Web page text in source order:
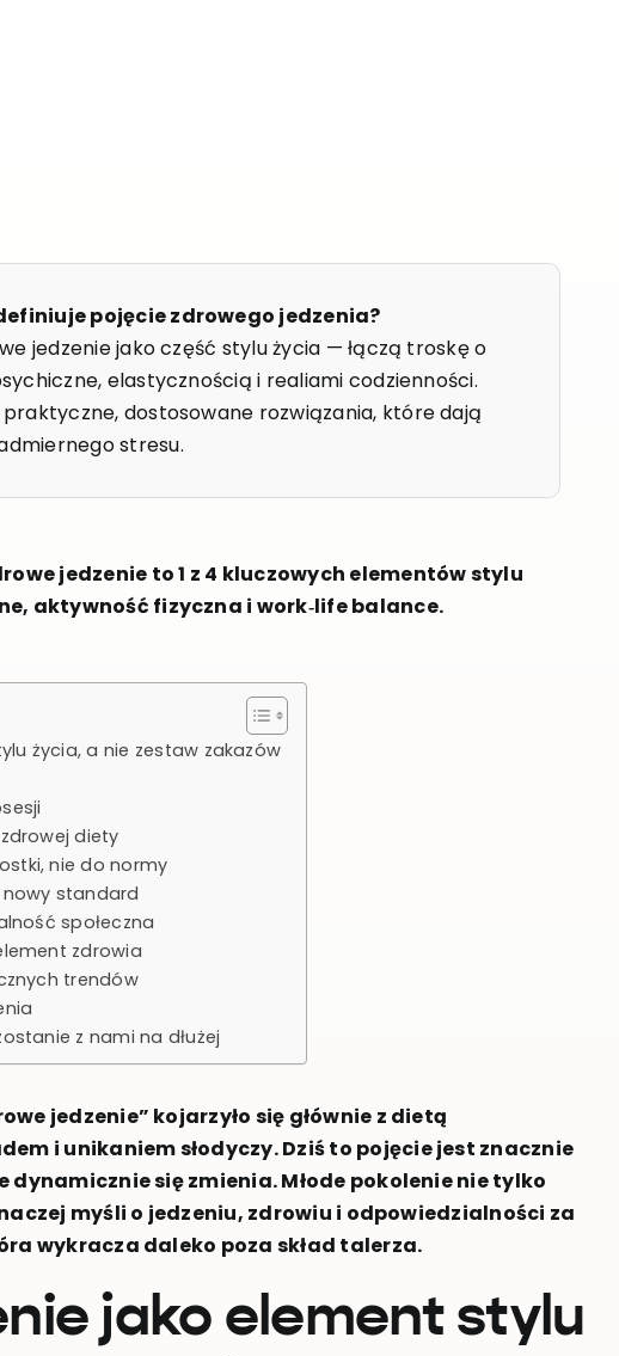
pojęcie zdrowego jedzenia?
jedzenie jako część stylu życia — łączą troskę o
elastycznością i realiami codzienności.
dostosowane rozwiązania, które dają
stresu.
jedzenie to 1 z 4 kluczowych elementów stylu
aktywność fizyczna i work‑life balance.
życia, a nie zestaw zakazów
diety
nie do normy
standard
społeczna
zdrowia
trendów
z nami na dłużej
jedzenie” kojarzyło się głównie z dietą
i unikaniem słodyczy. Dziś to pojęcie jest znacznie
dynamicznie się zmienia. Młode pokolenie nie tylko
myśli o jedzeniu, zdrowiu i odpowiedzialności za
wykracza daleko poza skład talerza.
jako element stylu